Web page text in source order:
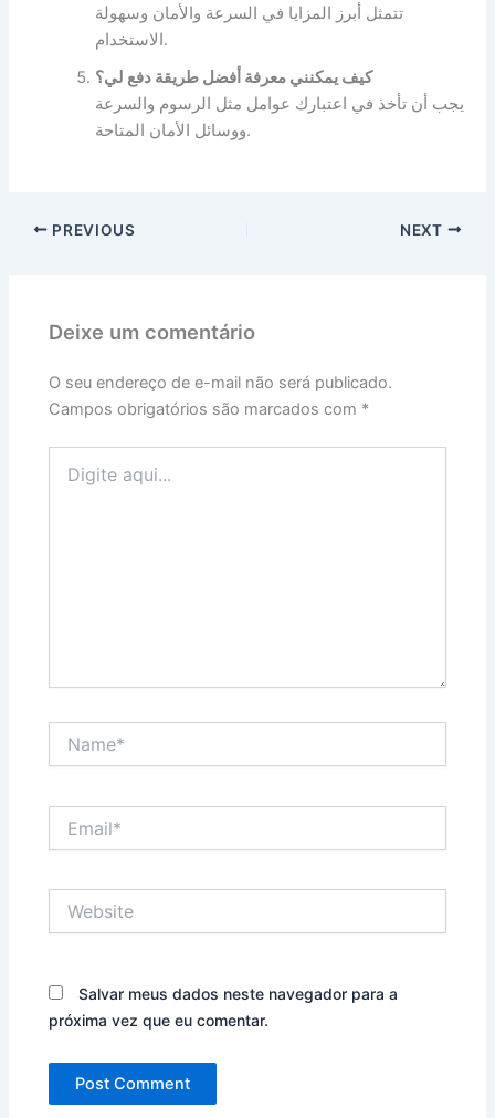
تتمثل أبرز المزايا في السرعة والأمان وسهولة
الاستخدام.
كيف يمكنني معرفة أفضل طريقة دفع لي؟
يجب أن تأخذ في اعتبارك عوامل مثل الرسوم والسرعة
ووسائل الأمان المتاحة.
PREVIOUS NEXT
Deixe um comentário
O seu endereço de e-mail não será publicado.
Campos obrigatórios são marcados com *
aqui...
Salvar meus dados neste navegador para a
próxima vez que eu comentar.